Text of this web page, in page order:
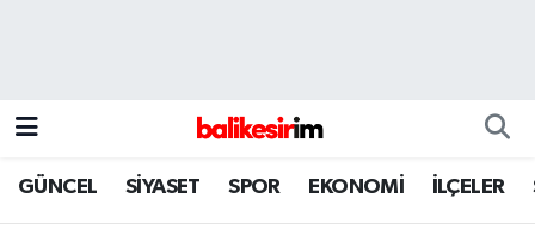
GÜNCEL SİYASET SPOR EKONOMİ İLÇELER